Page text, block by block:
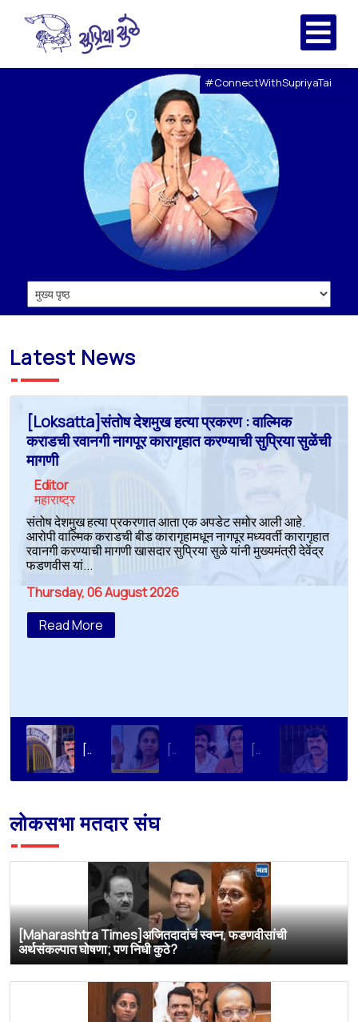
#ConnectWithSupriyaTai
Latest News
[Loksatta]संतोष देशमुख हत्या प्रकरण : वाल्मिक
कराडची रवानगी नागपूर कारागृहात करण्याची सुप्रिया सुळेंची
मागणी
Editor
महाराष्ट्र
संतोष देशमुख हत्या प्रकरणात आता एक अपडेट समोर आली आहे.
आरोपी वाल्मिक कराडची बीड कारागृहामधून नागपूर मध्यवर्ती कारागृहात
रवानगी करण्याची मागणी खासदार सुप्रिया सुळे यांनी मुख्यमंत्री देवेंद्र
फडणवीस यां...
Thursday, 06 August 2026
Read More
[Loksatta]संतोष देशमुख हत्या प्रकरण : वाल्मिक कराडची रवानगी नागपूर कारागृहात करण्याची सुप्रिया सुळेंची मागणी [Dainik Prabhat]‘वाल्मिक कराडला बीड कारागृहातून नागपूरला हलवा’; सुप्रिया सुळेंची मुख्यमंत्र्यांकडे मोठी मागणी [Deshonnati]वाल्मिक कराडला बीड कारागृहातून नागपूरला हलवणार? सुप्रिया सुळे यांची मुख्यमंत्र्यांकडे मोठी मागणी
लोकसभा मतदार संघ
[Maharashtra Times]अजितदादांचं स्वप्न, फडणवीसांची
अर्थसंकल्पात घोषणा; पण निधी कुठे?